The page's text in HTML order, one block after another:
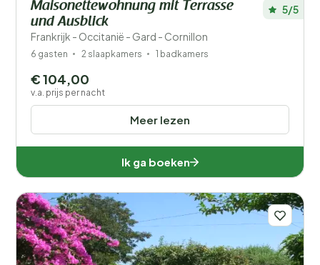
Maisonettewohnung mit Terrasse
und Ausblick
Frankrijk - Occitanië - Gard - Cornillon
5/5
6 gasten 2 slaapkamers 1 badkamers
Meer lezen
€ 104,00
v.a. prijs per nacht
Ik ga boeken